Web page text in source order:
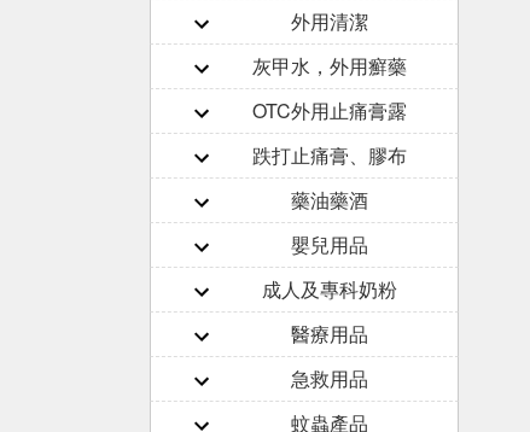
外用清潔
灰甲水，外用癬藥
OTC外用止痛膏露
跌打止痛膏、膠布
藥油藥酒
嬰兒用品
成人及專科奶粉
醫療用品
急救用品
蚊蟲產品